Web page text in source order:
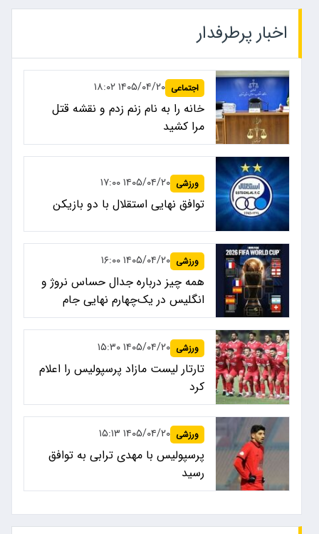
اخبار پرطرفدار
اجتماعی ۱۴۰۵/۰۴/۲۰ ۱۸:۰۲
خانه را به نام زنم زدم و نقشه قتل
مرا کشید
ورزشی ۱۴۰۵/۰۴/۲۰ ۱۷:۰۰
توافق نهایی استقلال با دو بازیکن
ورزشی ۱۴۰۵/۰۴/۲۰ ۱۶:۰۰
همه چیز درباره جدال حساس نروژ و
انگلیس در یک‌چهارم نهایی جام
جهانی ۲۰۲۶
ورزشی ۱۴۰۵/۰۴/۲۰ ۱۵:۳۰
تارتار لیست مازاد پرسپولیس را اعلام
کرد
ورزشی ۱۴۰۵/۰۴/۲۰ ۱۵:۱۳
پرسپولیس با مهدی ترابی به توافق
رسید